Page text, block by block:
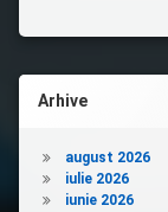
Arhive
august 2026
iulie 2026
iunie 2026